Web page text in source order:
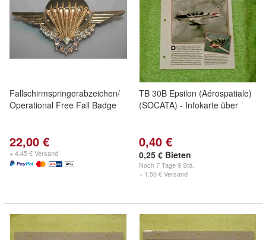
Fallschirmspringerabzeichen/
Operational Free Fall Badge
22,00 €
+ 4,45 € Versand
TB 30B Epsilon (Aérospatiale)
(SOCATA) - Infokarte über
0,40 €
0,25 € Bieten
Noch7 Tage 9 Std.
+ 1,50 € Versand